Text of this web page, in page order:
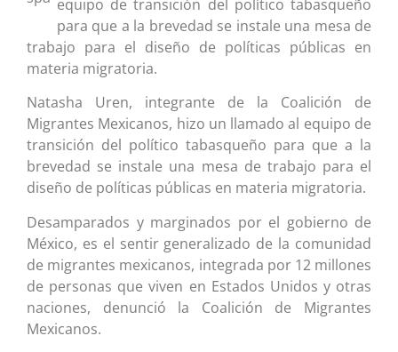
equipo de transición del político tabasqueño
para que a la brevedad se instale una mesa de
trabajo para el diseño de políticas públicas en
materia migratoria.
Natasha Uren, integrante de la Coalición de
Migrantes Mexicanos, hizo un llamado al equipo de
transición del político tabasqueño para que a la
brevedad se instale una mesa de trabajo para el
diseño de políticas públicas en materia migratoria.
Desamparados y marginados por el gobierno de
México, es el sentir generalizado de la comunidad
de migrantes mexicanos, integrada por 12 millones
de personas que viven en Estados Unidos y otras
naciones, denunció la Coalición de Migrantes
Mexicanos.